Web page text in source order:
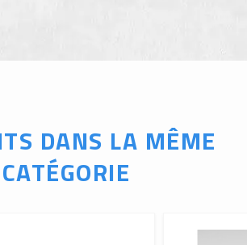
DANS LA MÊME
CATÉGORIE